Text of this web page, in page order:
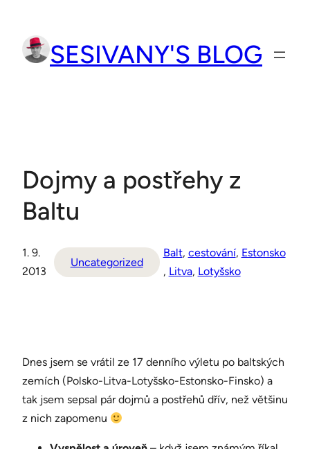
obsah
SESIVANY'S BLOG
Dojmy a postřehy z
Baltu
1. 9.
2013
Uncategorized
Balt, cestování, Estonsko
, Litva, Lotyšsko
Dnes jsem se vrátil ze 17 denního výletu po baltských
zemích (Polsko-Litva-Lotyšsko-Estonsko-Finsko) a
tak jsem sepsal pár dojmů a postřehů dřív, než většinu
z nich zapomenu